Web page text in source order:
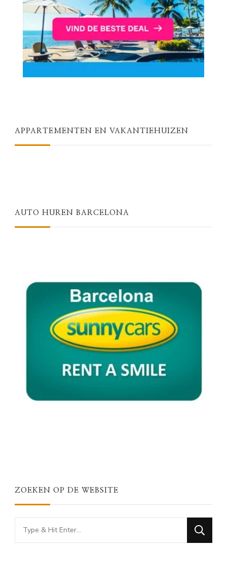
APPARTEMENTEN EN VAKANTIEHUIZEN
AUTO HUREN BARCELONA
ZOEKEN OP DE WEBSITE
Looking
for